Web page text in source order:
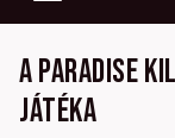
A Paradise
játéka